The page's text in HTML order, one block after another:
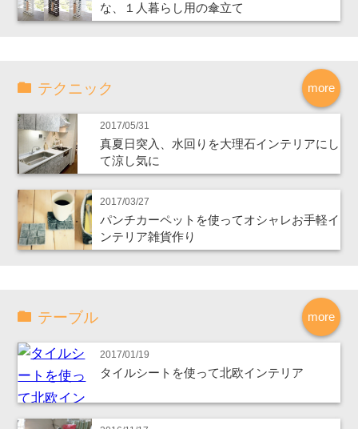
な、１人暮らし用の傘立て
more
テクニック
2017/05/31
真夏日突入、水回りを大理石インテリアにし
て涼し気に
2017/03/27
パンチカーペットを使ってオシャレお手軽イ
ンテリア雑貨作り
more
テーブル
2017/01/19
タイルシートを使って北欧インテリア